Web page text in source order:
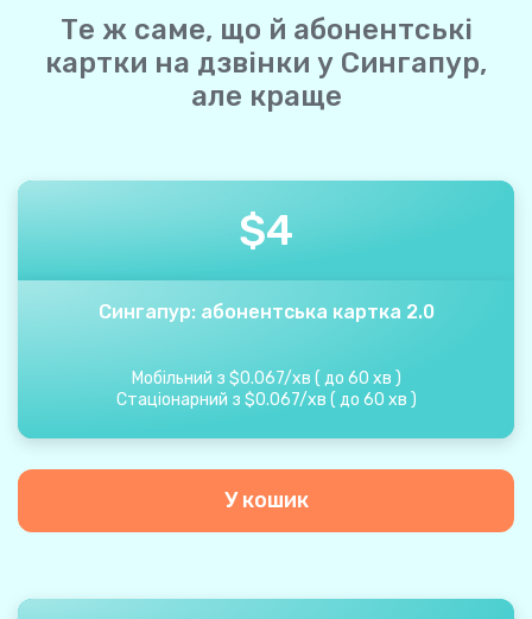
Те ж саме, що й абонентські
картки на дзвінки у Сингапур,
але краще
$4
Сингапур: абонентська картка 2.0
Мобільний з $0.067/хв ( до 60 хв )
Стаціонарний з $0.067/хв ( до 60 хв )
У кошик